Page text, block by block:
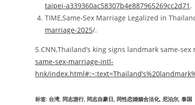
taipei-a339360ac58307b4e887965269cc2d71 .
TIME,Same-Sex Marriage Legalized in
marriage-2025/.
5.CNN,Thailand’s king signs landmark same-
same-sex-marriage-intl-
hnk/
标签: 台湾 同志游行 同志自豪日 同性恋婚姻合法化, 尼泊尔 泰国